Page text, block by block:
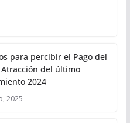
para percibir el Pago del
Atracción del último
2024
2025